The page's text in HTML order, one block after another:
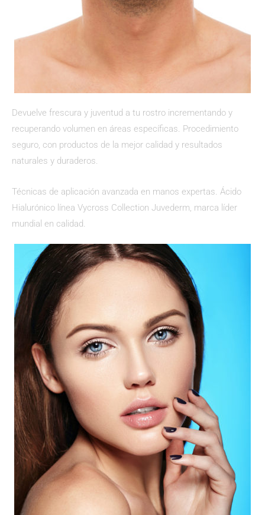
Devuelve frescura y juventud a tu rostro incrementando y
recuperando volumen en áreas específicas. Procedimiento
seguro, con productos de la mejor calidad y resultados
naturales y duraderos.
Técnicas de aplicación avanzada en manos expertas. Ácido
Hialurónico línea Vycross Collection Juvederm, marca líder
mundial en calidad.